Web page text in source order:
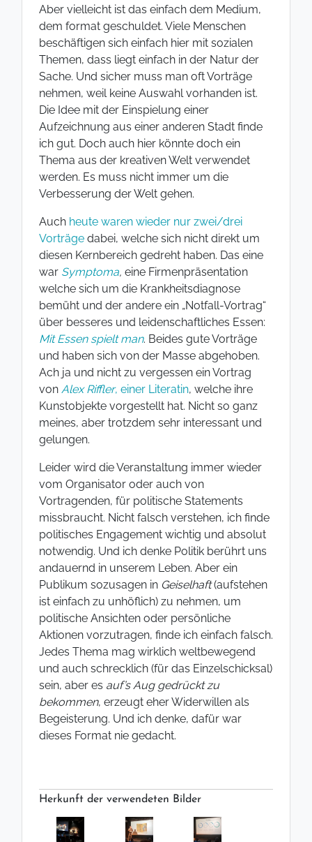
Aber vielleicht ist das einfach dem Medium,
dem format geschuldet. Viele Menschen
beschäftigen sich einfach hier mit sozialen
Themen, dass liegt einfach in der Natur der
Sache. Und sicher muss man oft Vorträge
nehmen, weil keine Auswahl vorhanden ist.
Die Idee mit der Einspielung einer
Aufzeichnung aus einer anderen Stadt finde
ich gut. Doch auch hier könnte doch ein
Thema aus der kreativen Welt verwendet
werden. Es muss nicht immer um die
Verbesserung der Welt gehen.
Auch heute waren wieder nur zwei/drei
Vorträge dabei, welche sich nicht direkt um
diesen Kernbereich gedreht haben. Das eine
war Symptoma, eine Firmenpräsentation
welche sich um die Krankheitsdiagnose
bemüht und der andere ein „Notfall-Vortrag“
über besseres und leidenschaftliches Essen:
Mit Essen spielt man. Beides gute Vorträge
und haben sich von der Masse abgehoben.
Ach ja und nicht zu vergessen ein Vortrag
von Alex Riffler, einer Literatin, welche ihre
Kunstobjekte vorgestellt hat. Nicht so ganz
meines, aber trotzdem sehr interessant und
gelungen.
Leider wird die Veranstaltung immer wieder
vom Organisator oder auch von
Vortragenden, für politische Statements
missbraucht. Nicht falsch verstehen, ich finde
politisches Engagement wichtig und absolut
notwendig. Und ich denke Politik berührt uns
andauernd in unserem Leben. Aber ein
Publikum sozusagen in Geiselhaft(aufstehen
ist einfach zu unhöflich) zu nehmen, um
politische Ansichten oder persönliche
Aktionen vorzutragen, finde ich einfach falsch.
Jedes Thema mag wirklich weltbewegend
und auch schrecklich (für das Einzelschicksal)
sein, aber es auf’s Aug gedrückt zu
bekommen, erzeugt eher Widerwillen als
Begeisterung. Und ich denke, dafür war
dieses Format nie gedacht.
Herkunft der verwendeten Bilder